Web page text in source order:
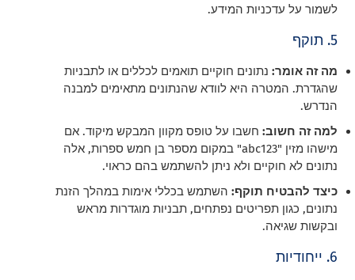
לשמור על עדכניות המידע.
5. תוקף
מה זה אומר: נתונים חוקיים תואמים לכללים או לתבניות
שהגדרת. המטרה היא לוודא שהנתונים מתאימים למבנה
הנדרש.
למה זה חשוב: חשבו על טופס מקוון המבקש מיקוד. אם
מישהו מזין "abc123" במקום מספר בן חמש ספרות, אלה
נתונים לא חוקיים ולא ניתן להשתמש בהם כראוי.
כיצד להבטיח תוקף: השתמש בכללי אימות במהלך הזנת
נתונים, כגון תפריטים נפתחים, תבניות מוגדרות מראש
ובקשות שגיאה.
6. ייחודיות